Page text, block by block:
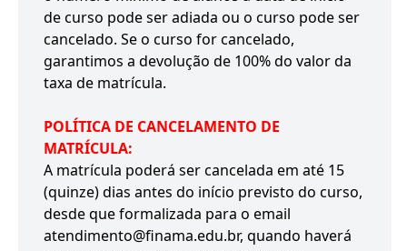
de curso pode ser adiada ou o curso pode ser
cancelado. Se o curso for cancelado,
garantimos a devolução de 100% do valor da
taxa de matrícula.
POLÍTICA DE CANCELAMENTO DE
MATRÍCULA:
A matrícula poderá ser cancelada em até 15
(quinze) dias antes do início previsto do curso,
desde que formalizada para o email
atendimento@finama.edu.br, quando haverá